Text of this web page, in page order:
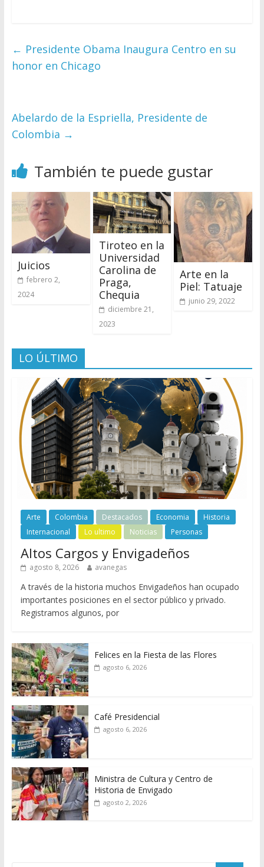
← Presidente Obama Inaugura Centro en su
honor en Chicago
Abelardo de la Espriella, Presidente de
Colombia →
También te puede gustar
Juicios
febrero 2,
2024
Tiroteo en la
Universidad
Carolina de
Praga,
Chequia
diciembre 21,
2023
Arte en la
Piel: Tatuaje
junio 29, 2022
LO ÚLTIMO
Arte Colombia Destacados Economia
Historia
Internacional
Lo ultimo Noticias Personas
Altos Cargos y Envigadeños
agosto 8, 2026 avanegas
A través de la historia muchos Envigadeños han ocupado
importantes posiciones en el sector público y privado.
Registramos algunos, por
Felices en la Fiesta de las Flores
agosto 6, 2026
Café Presidencial
agosto 6, 2026
Ministra de Cultura y Centro de
Historia de Envigado
agosto 2, 2026